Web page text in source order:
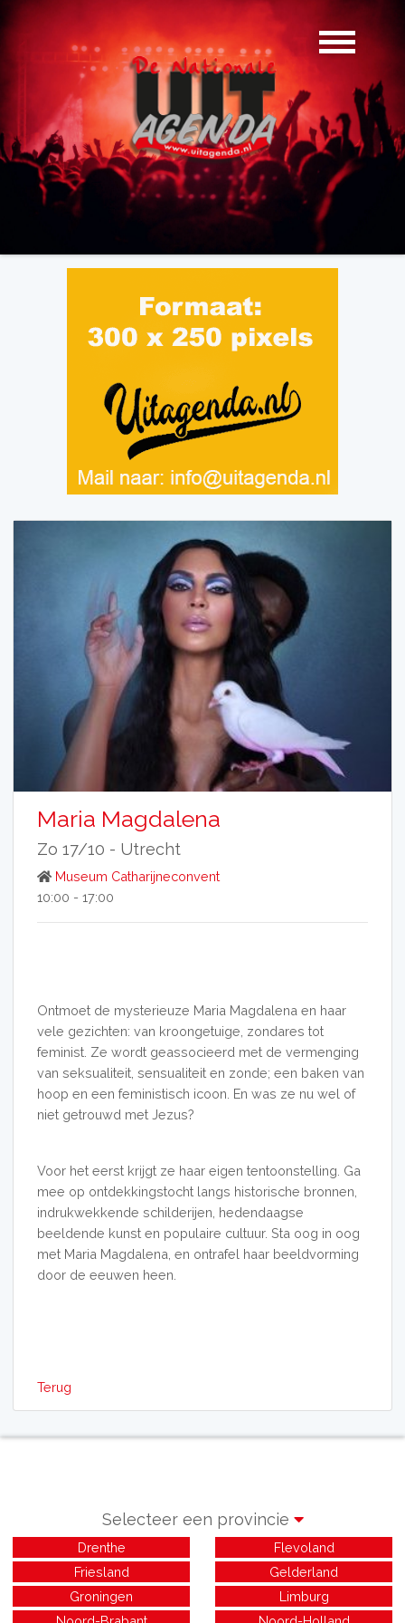
Maria Magdalena
Zo 17/10 - Utrecht
Museum Catharijneconvent
10:00 - 17:00
Ontmoet de mysterieuze Maria Magdalena en haar
vele gezichten: van kroongetuige, zondares tot
feminist. Ze wordt geassocieerd met de vermenging
van seksualiteit, sensualiteit en zonde; een baken van
hoop en een feministisch icoon. En was ze nu wel of
niet getrouwd met Jezus?
Voor het eerst krijgt ze haar eigen tentoonstelling. Ga
mee op ontdekkingstocht langs historische bronnen,
indrukwekkende schilderijen, hedendaagse
beeldende kunst en populaire cultuur. Sta oog in oog
met Maria Magdalena, en ontrafel haar beeldvorming
door de eeuwen heen.
Terug
Selecteer een provincie
Drenthe
Flevoland
Friesland
Gelderland
Groningen
Limburg